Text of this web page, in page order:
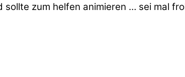
zum helfen animieren … sei mal